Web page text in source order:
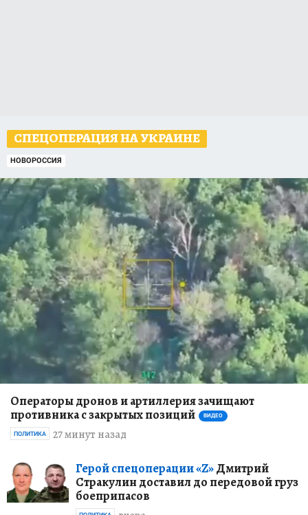
СПЕЦОПЕРАЦИЯ НА УКРАИНЕ
НОВОРОССИЯ
Операторы дронов и артиллерия зачищают
противника с закрытых позиций
ВИДЕО
27 минут назад
ПОЛИТИКА
Герой спецоперации «Z»Дмитрий
Стракулин доставил до передовой груз
боеприпасов